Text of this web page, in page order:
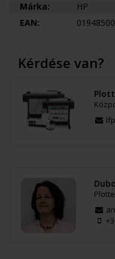
Márka:
HP
EAN:
Kérdése van?